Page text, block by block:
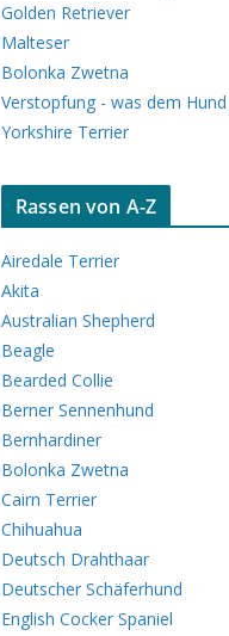
Golden Retriever
Malteser
Bolonka Zwetna
Verstopfung - was dem
Yorkshire Terrier
Rassen von A-Z
Airedale Terrier
Akita
Australian Shepherd
Beagle
Bearded Collie
Berner Sennenhund
Bernhardiner
Bolonka Zwetna
Cairn Terrier
Chihuahua
Deutsch Drahthaar
Deutscher Schäferhund
English Cocker Spaniel